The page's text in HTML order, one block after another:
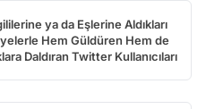
ya da Eşlerine Aldıkları
Hem Güldüren Hem de
Daldıran Twitter Kullanıcıları